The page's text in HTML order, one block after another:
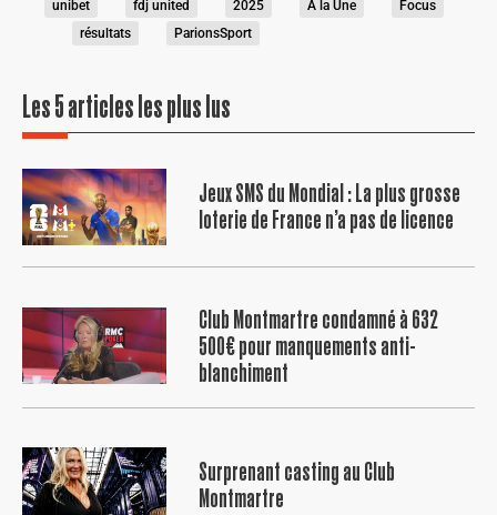
unibet fdj united 2025 A la Une
Focus
résultats
ParionsSport
Les 5 articles les plus lus
Jeux SMS du Mondial : La plus grosse
loterie de France n’a pas de licence
Club Montmartre condamné à 632
500€ pour manquements anti-
blanchiment
Surprenant casting au Club
Montmartre